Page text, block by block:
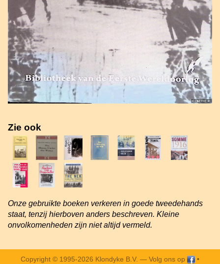
Zie ook
Onze gebruikte boeken verkeren in goede tweedehands
staat, tenzij hierboven anders beschreven. Kleine
onvolkomenheden zijn niet altijd vermeld.
Copyright © 1995-2026 Klondyke B.V. — Volg ons op
•